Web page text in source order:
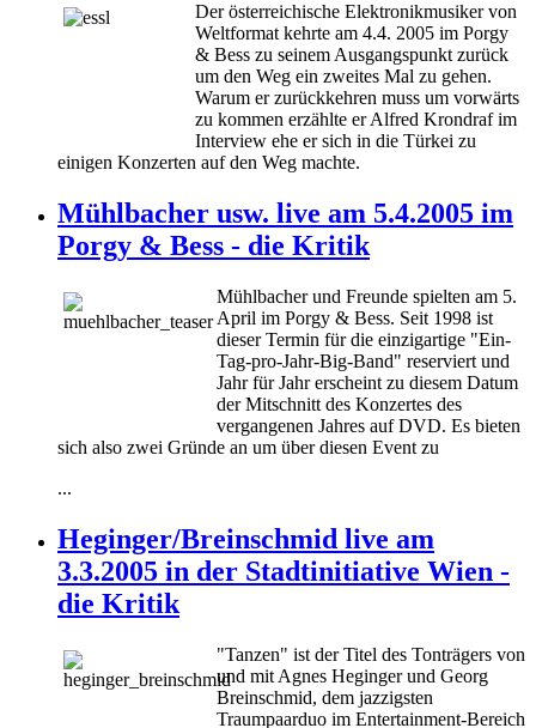
Der österreichische Elektronikmusiker von
Weltformat kehrte am 4.4. 2005 im Porgy
& Bess zu seinem Ausgangspunkt zurück
um den Weg ein zweites Mal zu gehen.
Warum er zurückkehren muss um vorwärts
zu kommen erzählte er Alfred Krondraf im
Interview ehe er sich in die Türkei zu
einigen Konzerten auf den Weg machte.
Mühlbacher usw. live am 5.4.2005 im
Porgy & Bess - die Kritik
Mühlbacher und Freunde spielten am 5.
April im Porgy & Bess. Seit 1998 ist
dieser Termin für die einzigartige "Ein-
Tag-pro-Jahr-Big-Band" reserviert und
Jahr für Jahr erscheint zu diesem Datum
der Mitschnitt des Konzertes des
vergangenen Jahres auf DVD. Es bieten
sich also zwei Gründe an um über diesen Event zu
...
Heginger/Breinschmid live am
3.3.2005 in der Stadtinitiative Wien -
die Kritik
"Tanzen" ist der Titel des Tonträgers von
und mit Agnes Heginger und Georg
Breinschmid, dem jazzigsten
Traumpaarduo im Entertainment-Bereich